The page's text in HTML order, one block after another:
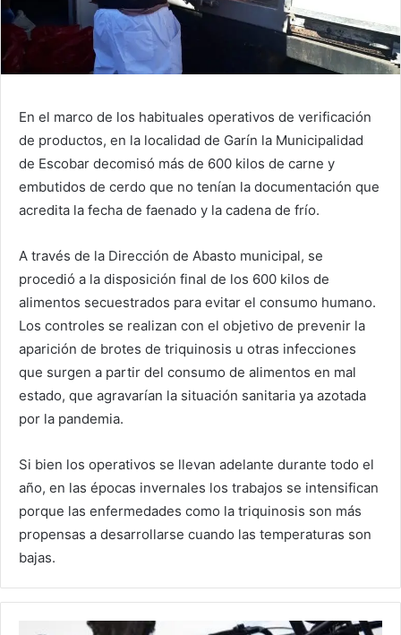
En el marco de los habituales operativos de verificación
de productos, en la localidad de Garín la Municipalidad
de Escobar decomisó más de 600 kilos de carne y
embutidos de cerdo que no tenían la documentación que
acredita la fecha de faenado y la cadena de frío.
A través de la Dirección de Abasto municipal, se
procedió a la disposición final de los 600 kilos de
alimentos secuestrados para evitar el consumo humano.
Los controles se realizan con el objetivo de prevenir la
aparición de brotes de triquinosis u otras infecciones
que surgen a partir del consumo de alimentos en mal
estado, que agravarían la situación sanitaria ya azotada
por la pandemia.
Si bien los operativos se llevan adelante durante todo el
año, en las épocas invernales los trabajos se intensifican
porque las enfermedades como la triquinosis son más
propensas a desarrollarse cuando las temperaturas son
bajas.